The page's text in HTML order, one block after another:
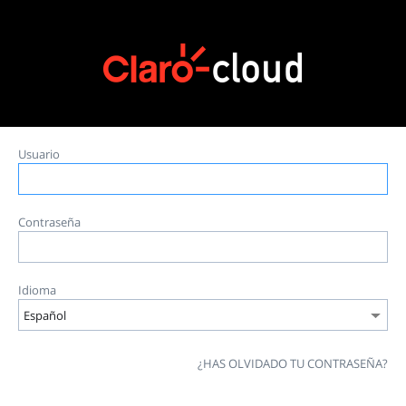
Usuario
Contraseña
Idioma
¿HAS OLVIDADO TU CONTRASEÑA?